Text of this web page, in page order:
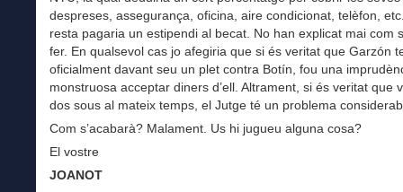
despreses, assegurança, oficina, aire condicionat, telèfon,
resta pagaria un estipendi al becat. No han explicat mai com
fer. En qualsevol cas jo afegiria que si és veritat que Garzón
oficialment davant seu un plet contra Botín, fou una
monstruosa acceptar diners d’ell. Altrament, si és veritat que
dos sous al mateix temps, el Jutge té un problema
Com s’acabarà? Malament. Us hi jugueu alguna cosa?
El vostre
JOANOT